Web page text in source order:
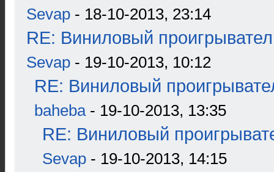
Sevap - 18-10-2013, 23:14
RE: Виниловый
Sevap - 19-10-2013, 10:12
RE: Виниловый
baheba- 19-10-2013, 13:35
RE: Виниловый
Sevap - 19-10-2013, 14:15